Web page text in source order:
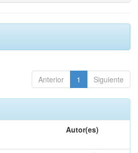
Anterior 1 Siguiente
Autor(es)